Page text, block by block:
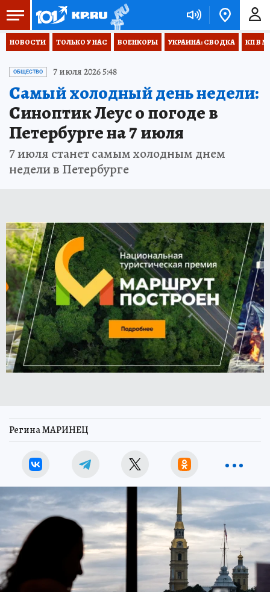
НОВОСТИ ТОЛЬКО У НАС ВОЕНКОРЫ УКРАИНА: СВОДКА КП В
ОБЩЕСТВО 7 июля 2026 5:48
Самый холодный день недели:
Синоптик Леус о погоде в
Петербурге на 7 июля
7 июля станет самым холодным днем
недели в Петербурге
Регина МАРИНЕЦ